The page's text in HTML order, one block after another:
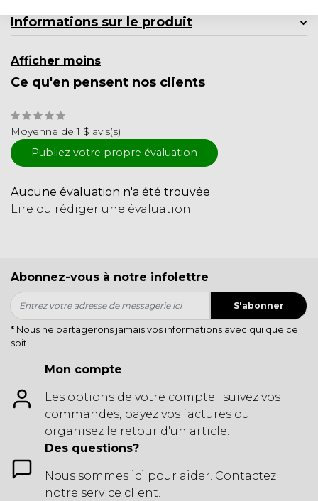
Informations sur le produit
Afficher moins
Ce qu'en pensent nos clients
Moyenne de 1 $ avis(s)
Publiez votre propre évaluation
Aucune évaluation n'a été trouvée
Lire ou rédiger une évaluation
Abonnez-vous à notre infolettre
S'abonner
* Nous ne partagerons jamais vos informations avec qui que ce
soit.
Mon compte
Les options de votre compte : suivez vos
commandes, payez vos factures ou
organisez le retour d'un article.
Des questions?
Nous sommes ici pour aider. Contactez
notre service client.